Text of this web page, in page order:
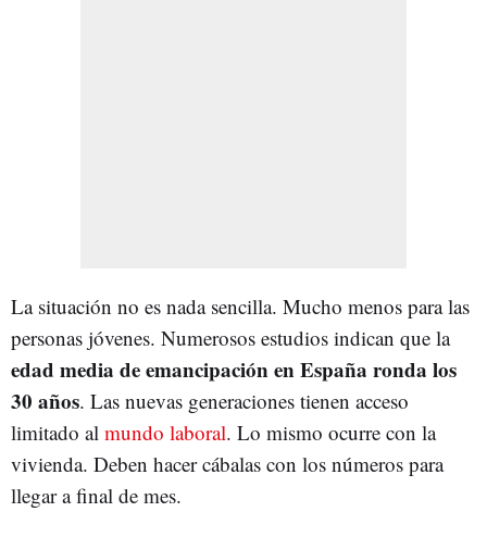
La situación no es nada sencilla. Mucho menos para las
personas jóvenes. Numerosos estudios indican que la
edad media de emancipación en España ronda los
30 años. Las nuevas generaciones tienen acceso
limitado al mundo laboral. Lo mismo ocurre con la
vivienda. Deben hacer cábalas con los números para
llegar a final de mes.